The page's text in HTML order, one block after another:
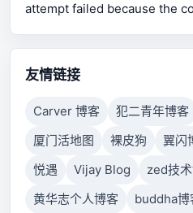
attempt failed because the
connection failed because
to respond.
友情链接
Carver 博客 犯二青年博客
厦门活地图
裸皮狗 翼闪
悦遇
Vijay Blog zed技
黄华志个人博客
buddha博